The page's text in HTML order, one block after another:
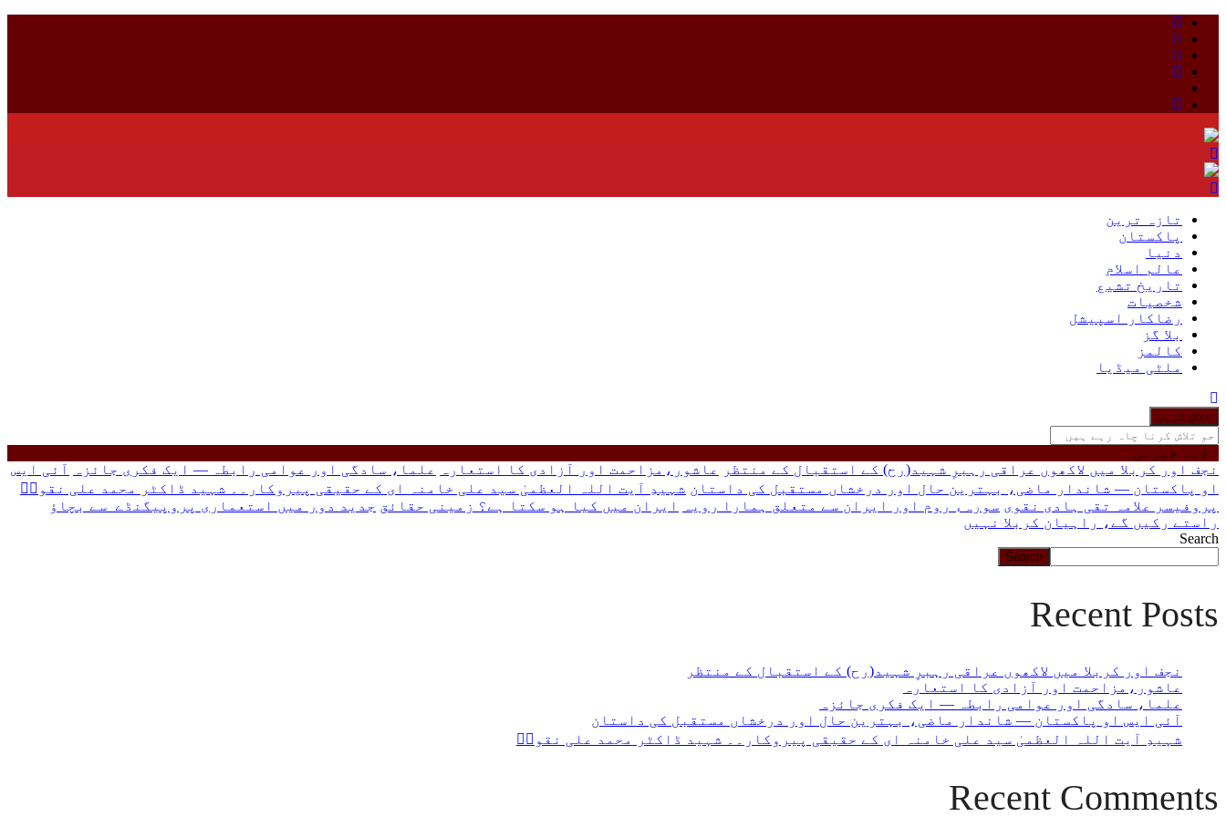
Skip
content
تازہ ترین
پاکستان
دنیا
عالم اسلام
تاریخ تشیع
شخصیات
رضاکار اسپیشل
بلا گز
کالمز
ملٹی میڈیا
جو
تلاش
کرنا
چاہ
رہے
ہیں
یہاں
لکھیں
اہم خبریں
نجف اور کربلا میں لاکھوں عراقی رہبرِ شہید(رح) کے استقبال کے منتظر
عاشور،مزاحمت اور آزادی کا استعارہ علما، سادگی اور عوامی رابطہ — ایک فکری جائزہ
آئی ایس
او پاکستان — شاندار ماضی، بہترین حال اور درخشاں مستقبل کی داستان شہیدِ آیت اللہ العظمیٰ سید علی خامنہ ای کے حقیقی پیروکار۔۔ شہید ڈاکٹر محمد علی نقویؒ
پروفیسر علامہ تقی ہادی نقوی سورہء روم اور ایران سے متعلق ہمارا رویہ ایران میں کیا ہو سکتا ہے؟ زمینی حقائق جدید دور میں استعماری پروپیگنڈے سے بچاؤ
راستے رکیں گے، راہیان کربلا نہیں
Search
Search
Recent Posts
نجف اور کربلا میں لاکھوں عراقی رہبرِ شہید(رح) کے استقبال کے منتظر
عاشور،مزاحمت اور آزادی کا استعارہ
علما، سادگی اور عوامی رابطہ — ایک فکری جائزہ
آئی ایس او پاکستان — شاندار ماضی، بہترین حال اور درخشاں مستقبل کی داستان
شہیدِ آیت اللہ العظمیٰ سید علی خامنہ ای کے حقیقی پیروکار۔۔ شہید ڈاکٹر محمد علی نقویؒ
Recent Comments